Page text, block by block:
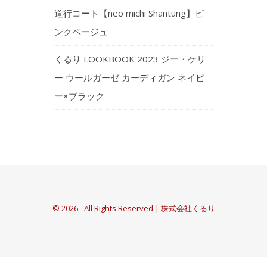
道行コート【neo michi Shantung】ピ
ンクベージュ
くるり LOOKBOOK 2023 ジー・ケリ
ー ウールガーゼ カーディガン ネイビ
ー×ブラック
© 2026 - All Rights Reserved | 株式会社くるり